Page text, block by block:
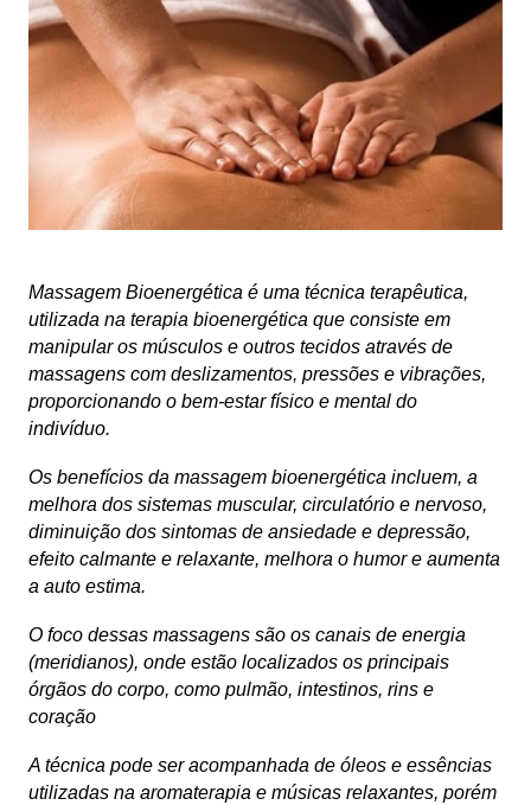
Massagem Bioenergética é uma técnica terapêutica,
utilizada na terapia bioenergética que consiste em
manipular os músculos e outros tecidos através de
massagens com deslizamentos, pressões e vibrações,
proporcionando o bem-estar físico e mental do
indivíduo.
Os benefícios da massagem bioenergética incluem, a
melhora dos sistemas muscular, circulatório e nervoso,
diminuição dos sintomas de ansiedade e depressão,
efeito calmante e relaxante, melhora o humor e aumenta
a auto estima.
O foco dessas massagens são os canais de energia
(meridianos), onde estão localizados os principais
órgãos do corpo, como pulmão, intestinos, rins e
coração
A técnica pode ser acompanhada de óleos e essências
utilizadas na aromaterapia e músicas relaxantes, porém